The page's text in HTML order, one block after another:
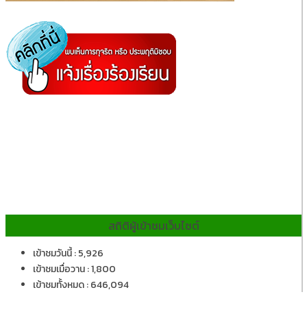
สถิติผู้เข้าชมเว็บไซต์
เข้าชมวันนี้ : 5,926
เข้าชมเมื่อวาน : 1,800
เข้าชมทั้งหมด : 646,094